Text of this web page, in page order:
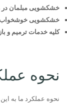
خشکشویی مبلمان
خشکشویی خوشخواب
کلیه خدمات ترمیم و
نحوه
نحوه عملکرد ما به